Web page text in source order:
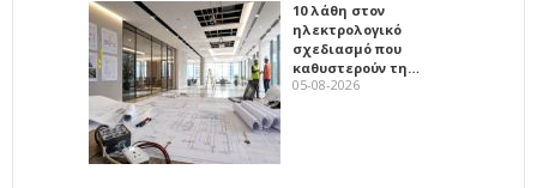
10 λάθη στον
ηλεκτρολογικό
σχεδιασμό που
καθυστερούν τη…
05-08-2026